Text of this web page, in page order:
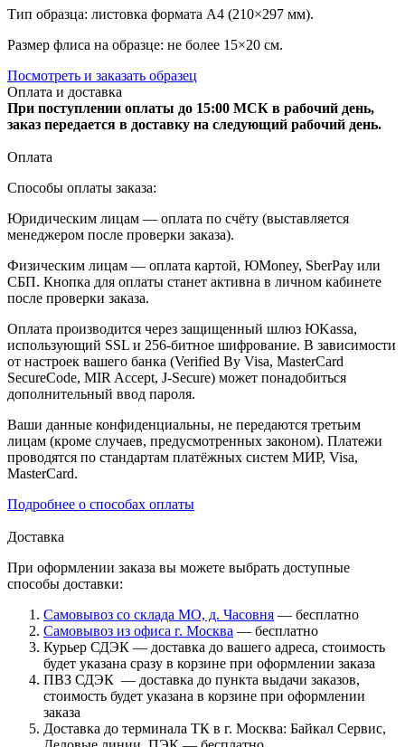
Тип образца: листовка формата А4 (210×297 мм).
Размер флиса на образце: не более 15×20 см.
Посмотреть и заказать образец
Оплата и доставка
При поступлении оплаты до 15:00 МСК в рабочий день,
заказ передается в доставку на следующий рабочий день.
Оплата
Способы оплаты заказа:
Юридическим лицам — оплата по счёту (выставляется
менеджером после проверки заказа).
Физическим лицам — оплата картой, ЮMoney, SberPay или
СБП. Кнопка для оплаты станет активна в личном кабинете
после проверки заказа.
Оплата производится через защищенный шлюз ЮKassa,
использующий SSL и 256-битное шифрование. В зависимости
от настроек вашего банка (Verified By Visa, MasterCard
SecureCode, MIR Accept, J-Secure) может понадобиться
дополнительный ввод пароля.
Ваши данные конфиденциальны, не передаются третьим
лицам (кроме случаев, предусмотренных законом). Платежи
проводятся по стандартам платёжных систем МИР, Visa,
MasterCard.
Подробнее о способах оплаты
Доставка
При оформлении заказа вы можете выбрать доступные
способы доставки:
Самовывоз со склада МО, д. Часовня — бесплатно
Самовывоз из офиса г. Москва — бесплатно
Курьер СДЭК — доставка до вашего адреса, стоимость
будет указана сразу в корзине при оформлении заказа
ПВЗ СДЭК — доставка до пункта выдачи заказов,
стоимость будет указана в корзине при оформлении
заказа
Доставка до терминала ТК в г. Москва: Байкал Сервис,